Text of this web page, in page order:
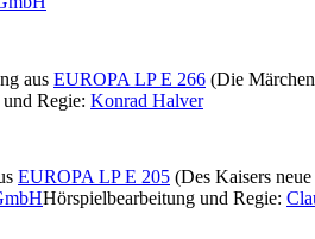
aus EUROPA LP E 266 (Die
Regie: Konrad Halver
EUROPA LP E 205 (Des Kaisers
Hörspielbearbeitung und Regie: